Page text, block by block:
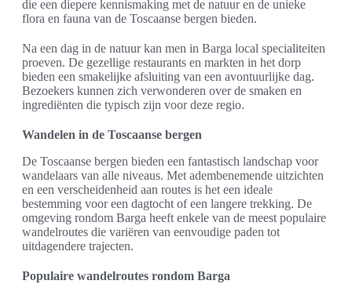
die een diepere kennismaking met de natuur en de unieke
flora en fauna van de Toscaanse bergen bieden.
Na een dag in de natuur kan men in Barga local specialiteiten
proeven. De gezellige restaurants en markten in het dorp
bieden een smakelijke afsluiting van een avontuurlijke dag.
Bezoekers kunnen zich verwonderen over de smaken en
ingrediënten die typisch zijn voor deze regio.
Wandelen in de Toscaanse bergen
De Toscaanse bergen bieden een fantastisch landschap voor
wandelaars van alle niveaus. Met adembenemende uitzichten
en een verscheidenheid aan routes is het een ideale
bestemming voor een dagtocht of een langere trekking. De
omgeving rondom Barga heeft enkele van de meest populaire
wandelroutes die variëren van eenvoudige paden tot
uitdagendere trajecten.
Populaire wandelroutes rondom Barga